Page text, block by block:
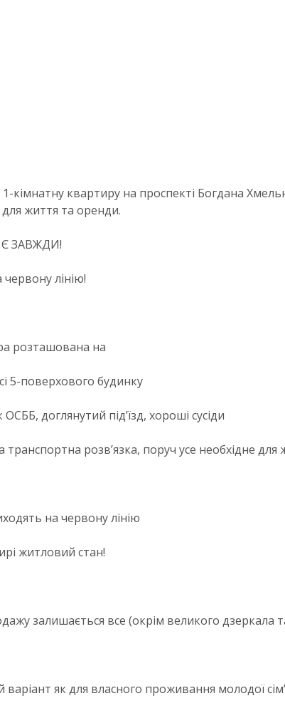
кімнатну квартиру на проспекті Богдана
для життя та оренди.
ЗАВЖДИ!
червону лінію!
розташована на
5-поверхового будинку
доглянутий під’їзд, хороші сусіди
транспортна розв’язка, поруч усе необхідне для
на червону лінію
житловий стан!
залишається все (окрім великого дзеркала
як для власного проживання молодої